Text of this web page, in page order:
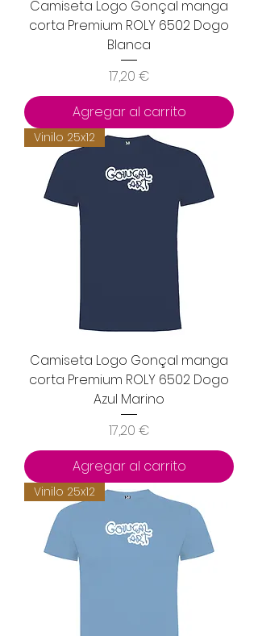
Camiseta Logo Gonçal manga
corta Premium ROLY 6502 Dogo
Blanca
Precio
17,20 €
Agregar al carrito
Vinilo 25x12
Camiseta Logo Gonçal manga
corta Premium ROLY 6502 Dogo
Azul Marino
Precio
17,20 €
Agregar al carrito
Vinilo 25x12